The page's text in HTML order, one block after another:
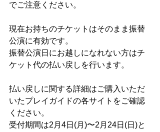
でご注意ください。
現在お持ちのチケットはそのまま振替
公演に有効です。
振替公演日にお越しになれない方はチ
ケット代の払い戻しを行います。
払い戻しに関する詳細はご購入いただ
いたプレイガイドの各サイトをご確認
ください。
受付期間は2月4日(月)〜2月24日(日)と